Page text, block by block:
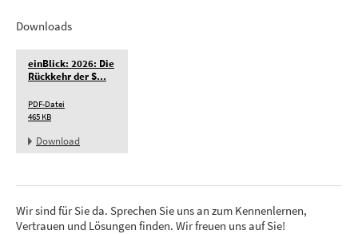
Downloads
einBlick: 2026: Die
Rückkehr der S...
PDF-Datei
465 KB
Download
Wir sind für Sie da. Sprechen Sie uns an zum Kennenlernen,
Vertrauen und Lösungen finden. Wir freuen uns auf Sie!